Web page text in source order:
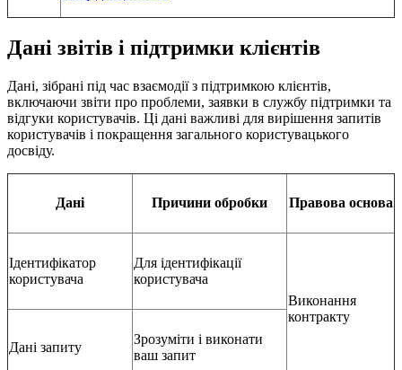
Дані звітів і підтримки клієнтів
Дані, зібрані під час взаємодії з підтримкою клієнтів,
включаючи звіти про проблеми, заявки в службу підтримки та
відгуки користувачів. Ці дані важливі для вирішення запитів
користувачів і покращення загального користувацького
досвіду.
Дані Причини обробки Правова основа
Ідентифікатор
користувача
Для ідентифікації
користувача
Виконання
контракту
Дані запиту
Зрозуміти і виконати
ваш запит